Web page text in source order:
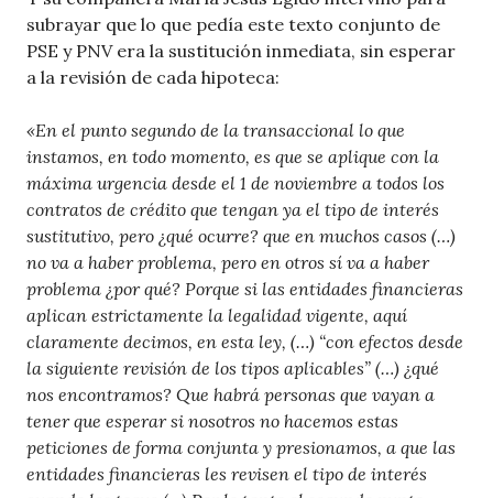
subrayar que lo que pedía este texto conjunto de
PSE y PNV era la sustitución inmediata, sin esperar
a la revisión de cada hipoteca:
«En el punto segundo de la transaccional lo que
instamos, en todo momento, es que se aplique con la
máxima urgencia desde el 1 de noviembre a todos los
contratos de crédito que tengan ya el tipo de interés
sustitutivo, pero ¿qué ocurre? que en muchos casos (…)
no va a haber problema, pero en otros sí va a haber
problema ¿por qué? Porque si las entidades financieras
aplican estrictamente la legalidad vigente, aquí
claramente decimos, en esta ley, (…) “con efectos desde
la siguiente revisión de los tipos aplicables” (…) ¿qué
nos encontramos? Que habrá personas que vayan a
tener que esperar si nosotros no hacemos estas
peticiones de forma conjunta y presionamos, a que las
entidades financieras les revisen el tipo de interés